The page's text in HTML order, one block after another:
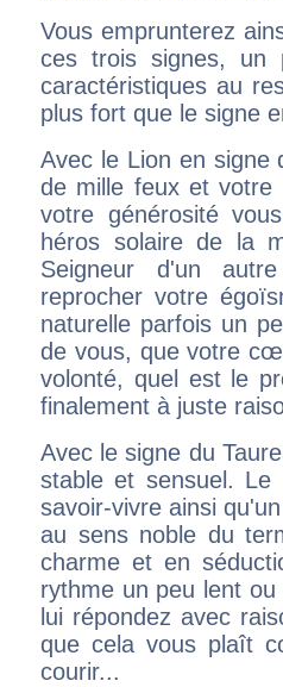
Vous emprunterez
ces trois signes, un
caractéristiques au
plus fort que le signe
Avec le Lion en signe
de mille feux et votre
votre générosité
héros solaire de la
Seigneur d'un
reprocher votre
naturelle parfois un
de vous, que votre
volonté, quel est le
finalement à juste
Avec le signe du
stable et sensuel.
savoir-vivre ainsi
au sens noble du
charme et en
rythme un peu lent
lui répondez avec
que cela vous plaît
courir...